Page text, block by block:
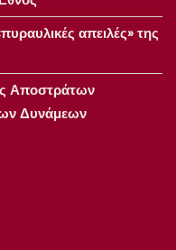
απειλές» της
Αποστράτων
Δυνάμεων